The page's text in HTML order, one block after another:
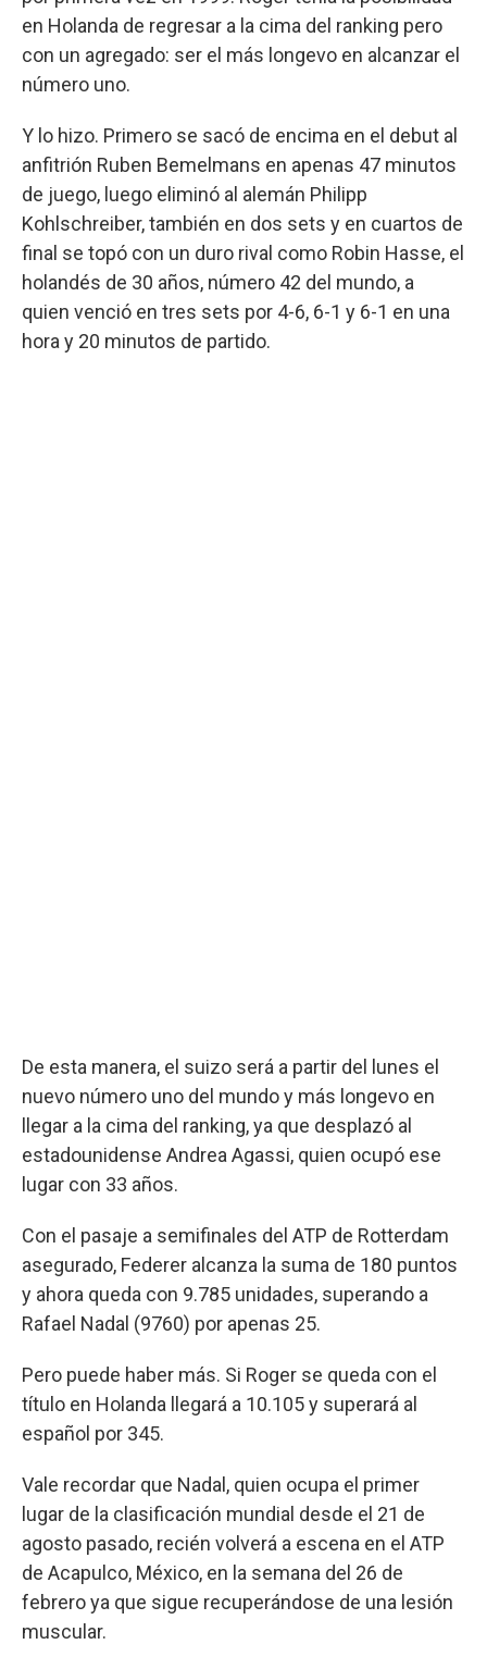
en Holanda de regresar a la cima del ranking pero
con un agregado: ser el más longevo en alcanzar el
número uno.
Y lo hizo. Primero se sacó de encima en el debut al
anfitrión Ruben Bemelmans en apenas 47 minutos
de juego, luego eliminó al alemán Philipp
Kohlschreiber, también en dos sets y en cuartos de
final se topó con un duro rival como Robin Hasse, el
holandés de 30 años, número 42 del mundo, a
quien venció en tres sets por 4-6, 6-1 y 6-1 en una
hora y 20 minutos de partido.
De esta manera, el suizo será a partir del lunes el
nuevo número uno del mundo y más longevo en
llegar a la cima del ranking, ya que desplazó al
estadounidense Andrea Agassi, quien ocupó ese
lugar con 33 años.
Con el pasaje a semifinales del ATP de Rotterdam
asegurado, Federer alcanza la suma de 180 puntos
y ahora queda con 9.785 unidades, superando a
Rafael Nadal (9760) por apenas 25.
Pero puede haber más. Si Roger se queda con el
título en Holanda llegará a 10.105 y superará al
español por 345.
Vale recordar que Nadal, quien ocupa el primer
lugar de la clasificación mundial desde el 21 de
agosto pasado, recién volverá a escena en el ATP
de Acapulco, México, en la semana del 26 de
febrero ya que sigue recuperándose de una lesión
muscular.